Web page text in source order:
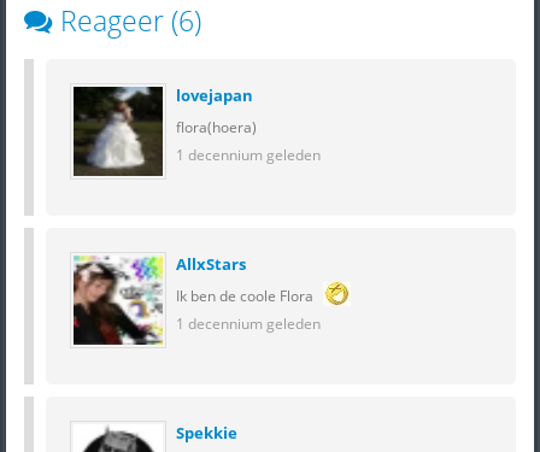
Reageer (6)
lovejapan
flora(hoera)
1 decennium geleden
AllxStars
Ik ben de coole Flora
1 decennium geleden
Spekkie